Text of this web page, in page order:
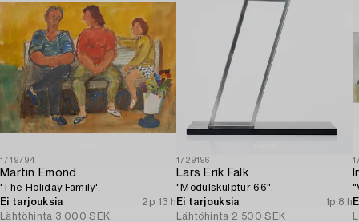
1719794
Martin Emond
'The Holiday Family'.
Ei tarjouksia
2p 13 h
Lähtöhinta 3 000 SEK
1729196
Lars Erik Falk
"Modulskulptur 66".
Ei tarjouksia
1p 8 h
Lähtöhinta 2 500 SEK